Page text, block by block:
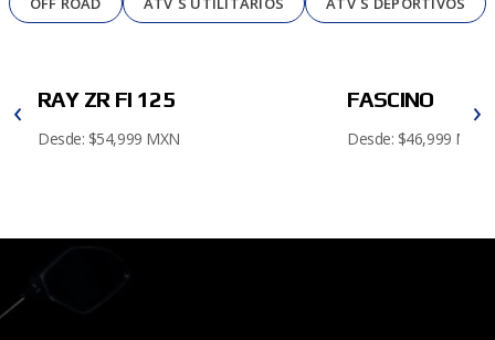
‹ RAY ZR FI 125
Desde: $54,999 MXN
FASCINO
Desde: $46,999 MXN
›